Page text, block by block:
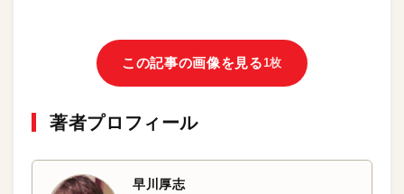
この記事の画像を見る 1枚
著者プロフィール
早川厚志